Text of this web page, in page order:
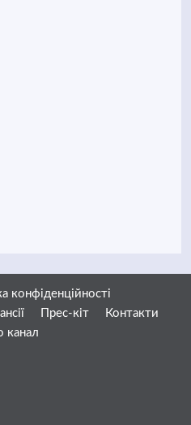
конфіденційності
Прес-кіт
Контакти
канал